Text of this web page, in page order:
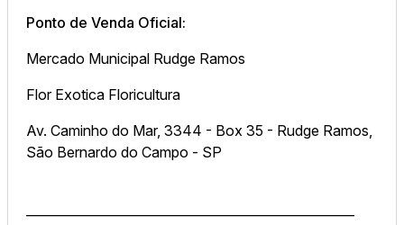
Ponto de Venda Oficial:
Mercado Municipal Rudge Ramos
Flor Exotica Floricultura
Av. Caminho do Mar, 3344 - Box 35 - Rudge Ramos,
São Bernardo do Campo - SP